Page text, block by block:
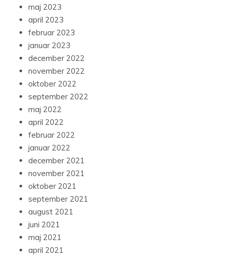
maj 2023
april 2023
februar 2023
januar 2023
december 2022
november 2022
oktober 2022
september 2022
maj 2022
april 2022
februar 2022
januar 2022
december 2021
november 2021
oktober 2021
september 2021
august 2021
juni 2021
maj 2021
april 2021